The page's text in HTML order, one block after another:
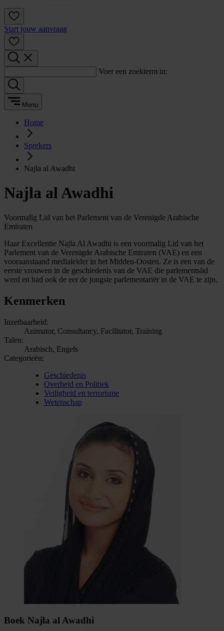
Start jouw aanvraag
Voer een zoekterm in:
Menu
Home
Sprekers
Najla al Awadhi
Najla al Awadhi
Voormalig Lid van het Parlement van de Verenigde Arabische
Emiraten
Haar Excellentie Najla Al Awadhi is een voormalig Lid van het
Parlement van de Verenigde Arabische Emiraten (VAE) en een
vooraanstaand medialeider in het Midden-Oosten. Ze is een van de
eerste vrouwen in de geschiedenis van de VAE die parlementslid
werd en had ook de eer de jongste parlementariër in de VAE te zijn.
Kenmerken
Inzetbaarheid:
Animator, Consultancy, Facilitator, Training
Talen:
Arabisch, Engels
Categorieën:
Geschiedenis
Overheid en Politiek
Veiligheid en terrorisme
Wetenschap
Boek Najla al Awadhi